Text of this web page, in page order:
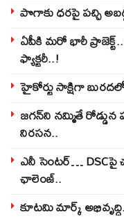
పొగాకు ధరపై పచ్చి
ఏపీకి మరో భారీ
ఫ్యాక్టరీ..!
హైకోర్టు సాక్షిగా
జగన్‌ని నమ్మితే రోడ్డున
నిరసన..
ఎనీ సెంటర్‌… DSCపై
ఛాలెంజ్..
కూటమి